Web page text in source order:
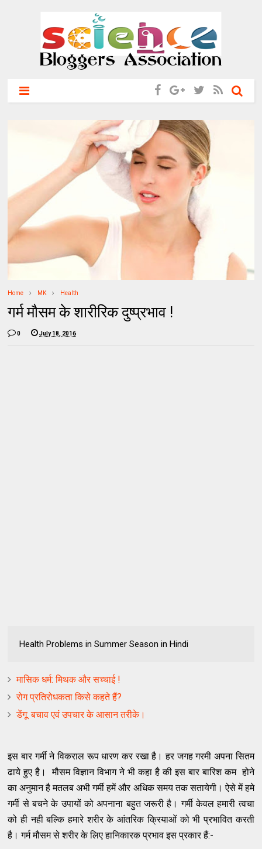
Home MK Health
गर्म मौसम के शारीरिक दुष्प्रभाव !
0 July 18, 2016
Health Problems in Summer Season in Hindi
मासिक धर्म: मिथक और सच्चाई !
रोग प्रतिरोधकता किसे कहते हैं?
डेंगू: बचाव एवं उपचार के आसान तरीके।
इस बार गर्मी ने विकराल रूप धारण कर रखा है। हर जगह गरमी अपना सितम
ढाये हुए है। मौसम विज्ञान विभाग ने भी कहा है की इस बार बारिश कम होने
का अनुमान है मतलब अभी गर्मी हमें और अधिक समय तक सतायेगी। ऐसे में हमे
गर्मी से बचने के उपायों को अपनाना बहुत जरूरी है। गर्मी केवल हमारी त्वचा
को ही नही बल्कि हमारे शरीर के आंतरिक क्रियाओं को भी प्रभावित करती
है। गर्म मौसम से शरीर के लिए हानिकारक प्रभाव इस प्रकार हैं:-